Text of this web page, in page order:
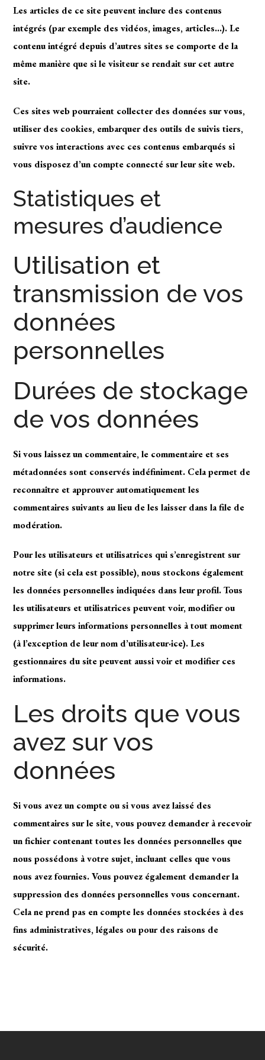
Les articles de ce site peuvent inclure des contenus
intégrés (par exemple des vidéos, images, articles…). Le
contenu intégré depuis d’autres sites se comporte de la
même manière que si le visiteur se rendait sur cet autre
site.
Ces sites web pourraient collecter des données sur vous,
utiliser des cookies, embarquer des outils de suivis tiers,
suivre vos interactions avec ces contenus embarqués si
vous disposez d’un compte connecté sur leur site web.
Statistiques et
mesures d’audience
Utilisation et
transmission de vos
données
personnelles
Durées de stockage
de vos données
Si vous laissez un commentaire, le commentaire et ses
métadonnées sont conservés indéfiniment. Cela permet de
reconnaître et approuver automatiquement les
commentaires suivants au lieu de les laisser dans la file de
modération.
Pour les utilisateurs et utilisatrices qui s’enregistrent sur
notre site (si cela est possible), nous stockons également
les données personnelles indiquées dans leur profil. Tous
les utilisateurs et utilisatrices peuvent voir, modifier ou
supprimer leurs informations personnelles à tout moment
(à l’exception de leur nom d’utilisateur·ice). Les
gestionnaires du site peuvent aussi voir et modifier ces
informations.
Les droits que vous
avez sur vos
données
Si vous avez un compte ou si vous avez laissé des
commentaires sur le site, vous pouvez demander à recevoir
un fichier contenant toutes les données personnelles que
nous possédons à votre sujet, incluant celles que vous
nous avez fournies. Vous pouvez également demander la
suppression des données personnelles vous concernant.
Cela ne prend pas en compte les données stockées à des
fins administratives, légales ou pour des raisons de
sécurité.